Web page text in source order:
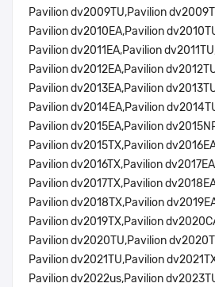
Pavilion dv2009TU,Pavilion
Pavilion dv2010EA,Pavilion
Pavilion dv2011EA,Pavilion
Pavilion dv2012EA,Pavilion
Pavilion dv2013EA,Pavilion
Pavilion dv2014EA,Pavilion
Pavilion dv2015EA,Pavilion
Pavilion dv2015TX,Pavilion
Pavilion dv2016TX,Pavilion
Pavilion dv2017TX,Pavilion
Pavilion dv2018TX,Pavilion
Pavilion dv2019TX,Pavilion
Pavilion dv2020TU,Pavilion
Pavilion dv2021TU,Pavilion
Pavilion dv2022us,Pavilion